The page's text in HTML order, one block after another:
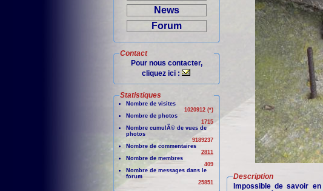
News
Forum
Contact
Pour nous contacter,
cliquez ici :
Statistiques
Nombre de visites
1020912 (*)
Nombre de photos
1715
Nombre cumulÃ© de vues de
photos
9189237
Nombre de commentaires
2811
Nombre de membres
409
Nombre de messages dans le
forum
25851
Description
Impossible de savoir